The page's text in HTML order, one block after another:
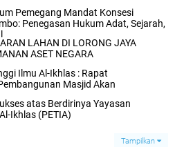
Pemegang Mandat Konsesi
Penegasan Hukum Adat, Sejarah,
LAHAN DI LORONG JAYA
ASET NEGARA
Ilmu Al-Ikhlas : Rapat
Masjid Akan
atas Berdirinya Yayasan
Ikhlas (PETIA)
Tampilkan